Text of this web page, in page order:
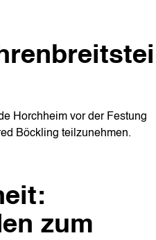
Horchheim vor der Festung
Böckling teilzunehmen.
zum